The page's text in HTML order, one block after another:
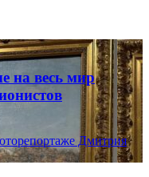
на весь мир
Дмитрия